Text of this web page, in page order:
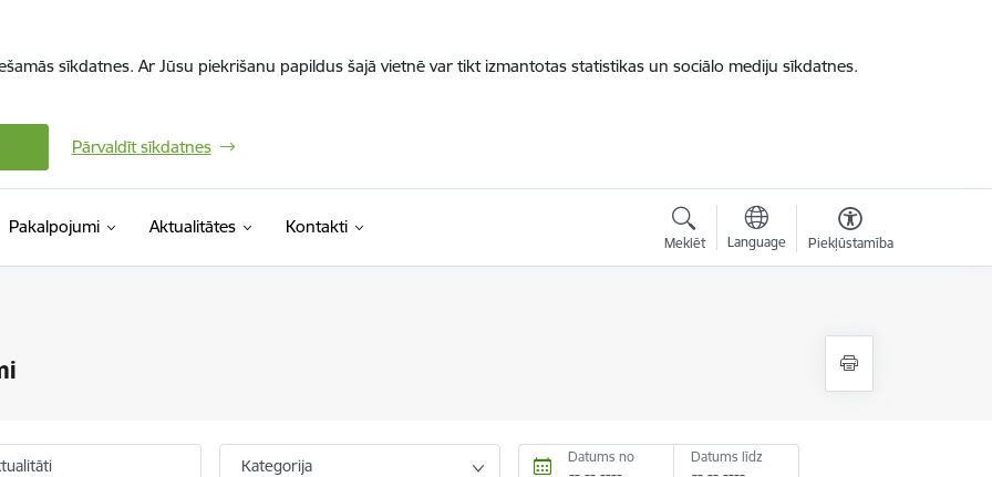
sīkdatnes. Ar Jūsu piekrišanu papildus šajā vietnē var tikt izmantotas statistikas un sociālo mediju sīkdatnes.
Pārvaldīt sīkdatnes
Pakalpojumi Aktualitātes Kontakti
Meklēt Language Piekļūstamība
Kategorija Datums no Datums līdz